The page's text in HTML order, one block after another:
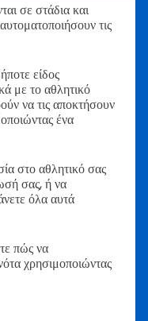
σε στάδια και
τις
είδος
με το αθλητικό
να τις αποκτήσουν
ένα
στο αθλητικό σας
σας, ή να
όλα αυτά
πώς να
χρησιμοποιώντας